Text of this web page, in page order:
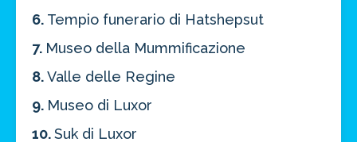
6. Tempio funerario di Hatshepsut
7. Museo della Mummificazione
8.Valle delle Regine
9. Museo di Luxor
10.Suk di Luxor
Risparmia oltre il 21%!